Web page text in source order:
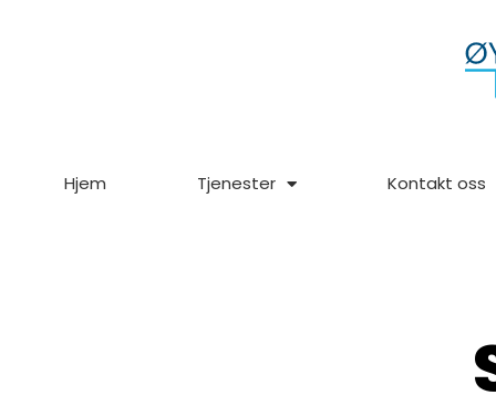
Hjem Tjenester Kontakt oss